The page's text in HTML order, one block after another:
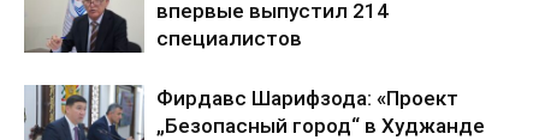
впервые выпустил 214
специалистов
Фирдавс Шарифзода: «Проект
„Безопасный город“ в Худжанде